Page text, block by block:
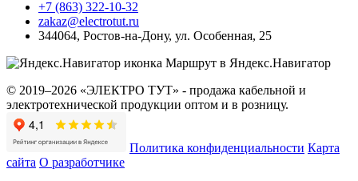
+7 (863) 322-10-32
zakaz@electrotut.ru
344064, Ростов-на-Дону, ул. Особенная, 25
Маршрут в Яндекс.Навигатор
© 2019–2026 «ЭЛЕКТРО ТУТ» - продажа кабельной и
электротехнической продукции оптом и в розницу.
Политика конфиденциальности Карта
сайта О разработчике